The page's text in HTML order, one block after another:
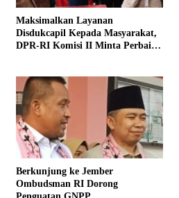
Maksimalkan Layanan
Disdukcapil Kepada Masyarakat,
DPR-RI Komisi II Minta Perbaiki
Berkunjung ke Jember
Ombudsman RI Dorong